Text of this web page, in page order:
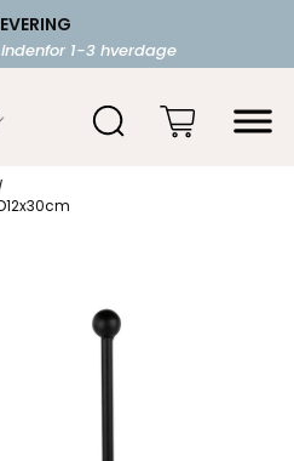
1-3 hverdage
OVER 599.-
fra 39,-